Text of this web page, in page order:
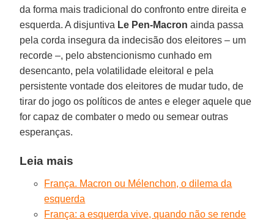
da forma mais tradicional do confronto entre direita e
esquerda. A disjuntiva Le Pen-Macron ainda passa
pela corda insegura da indecisão dos eleitores – um
recorde –, pelo abstencionismo cunhado em
desencanto, pela volatilidade eleitoral e pela
persistente vontade dos eleitores de mudar tudo, de
tirar do jogo os políticos de antes e eleger aquele que
for capaz de combater o medo ou semear outras
esperanças.
Leia mais
França. Macron ou Mélenchon, o dilema da
esquerda
França: a esquerda vive, quando não se rende